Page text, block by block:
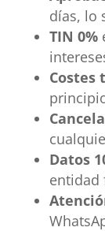
días, lo
TIN 0%
Costes
Datos
entidad